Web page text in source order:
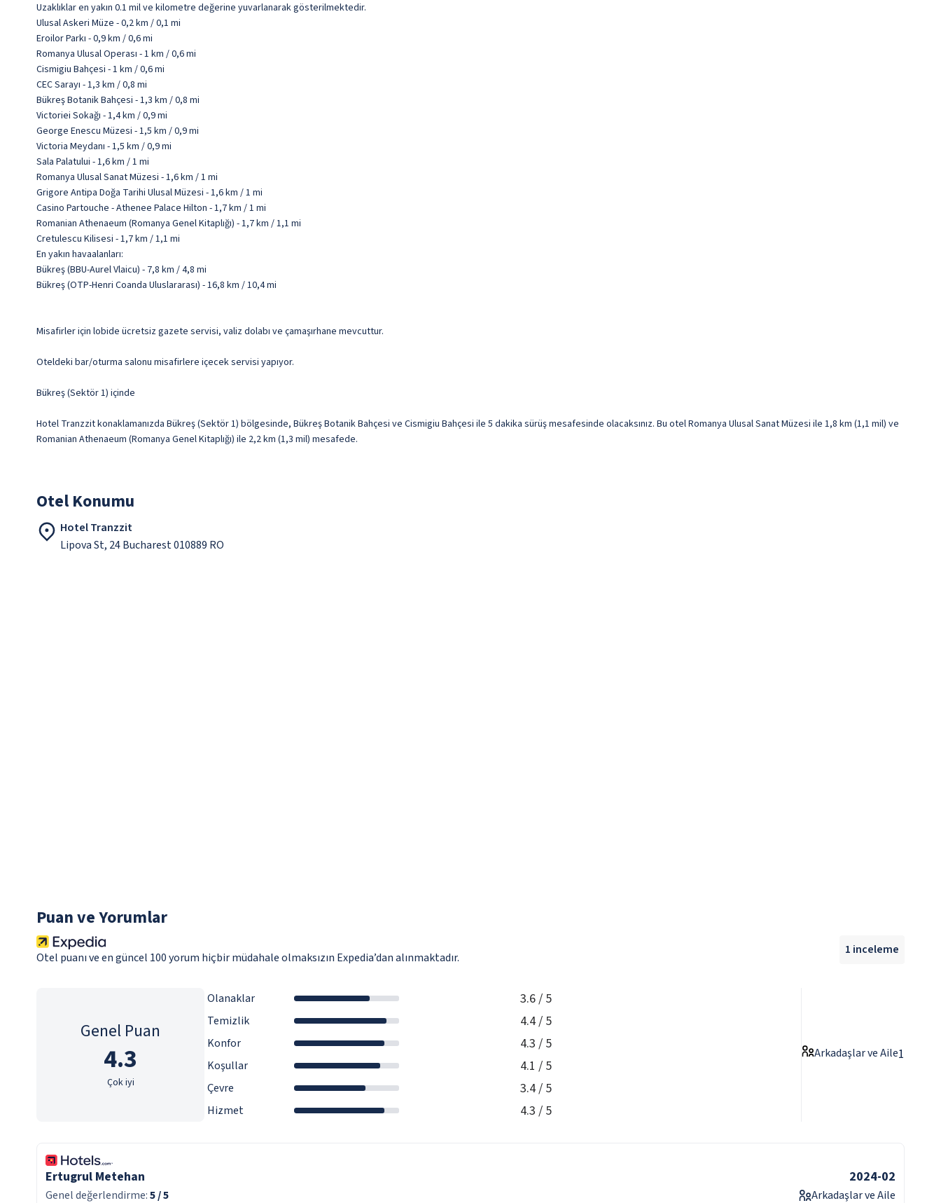
Uzaklıklar en yakın 0.1 mil ve kilometre değerine yuvarlanarak gösterilmektedir.
Ulusal Askeri Müze - 0,2 km / 0,1 mi
Eroilor Parkı - 0,9 km / 0,6 mi
Romanya Ulusal Operası - 1 km / 0,6 mi
Cismigiu Bahçesi - 1 km / 0,6 mi
CEC Sarayı - 1,3 km / 0,8 mi
Bükreş Botanik Bahçesi - 1,3 km / 0,8 mi
Victoriei Sokağı - 1,4 km / 0,9 mi
George Enescu Müzesi - 1,5 km / 0,9 mi
Victoria Meydanı - 1,5 km / 0,9 mi
Sala Palatului - 1,6 km / 1 mi
Romanya Ulusal Sanat Müzesi - 1,6 km / 1 mi
Grigore Antipa Doğa Tarihi Ulusal Müzesi - 1,6 km / 1 mi
Casino Partouche - Athenee Palace Hilton - 1,7 km / 1 mi
Romanian Athenaeum (Romanya Genel Kitaplığı) - 1,7 km / 1,1 mi
Cretulescu Kilisesi - 1,7 km / 1,1 mi
En yakın havaalanları:
Bükreş (BBU-Aurel Vlaicu) - 7,8 km / 4,8 mi
Bükreş (OTP-Henri Coanda Uluslararası) - 16,8 km / 10,4 mi
Misafirler için lobide ücretsiz gazete servisi, valiz dolabı ve çamaşırhane mevcuttur.
Oteldeki bar/oturma salonu misafirlere içecek servisi yapıyor.
Bükreş (Sektör 1) içinde
Hotel Tranzzit konaklamanızda Bükreş (Sektör 1) bölgesinde, Bükreş Botanik Bahçesi ve Cismigiu Bahçesi ile 5 dakika sürüş mesafesinde olacaksınız. Bu otel Romanya Ulusal Sanat Müzesi ile 1,8 km (1,1 mil) ve
Romanian Athenaeum (Romanya Genel Kitaplığı) ile 2,2 km (1,3 mil) mesafede.
Otel Konumu
Hotel Tranzzit
Lipova St, 24 Bucharest 010889 RO
Puan ve Yorumlar
Otel puanı ve en güncel 100 yorum hiçbir müdahale olmaksızın Expedia’dan alınmaktadır.
1 inceleme
Genel Puan
4.3
Çok iyi
Olanaklar 3.6/ 5
Temizlik 4.4/ 5
Konfor 4.3 / 5
Koşullar 4.1 / 5
Çevre 3.4/ 5
Hizmet 4.3 / 5
Arkadaşlar ve Aile1
Ertugrul Metehan 2024-02
Genel değerlendirme:5/ 5 Arkadaşlar ve Aile